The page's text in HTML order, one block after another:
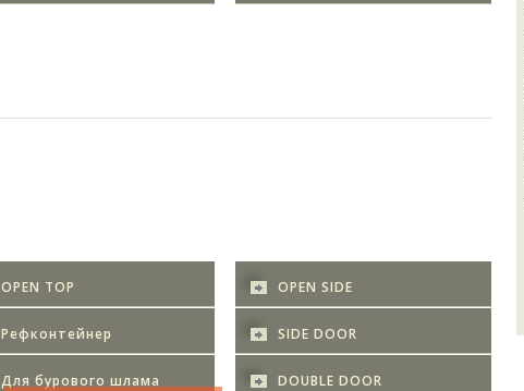
OPEN TOP OPEN SIDE
Рефконтейнер SIDE DOOR
Для бурового шлама DOUBLE DOOR